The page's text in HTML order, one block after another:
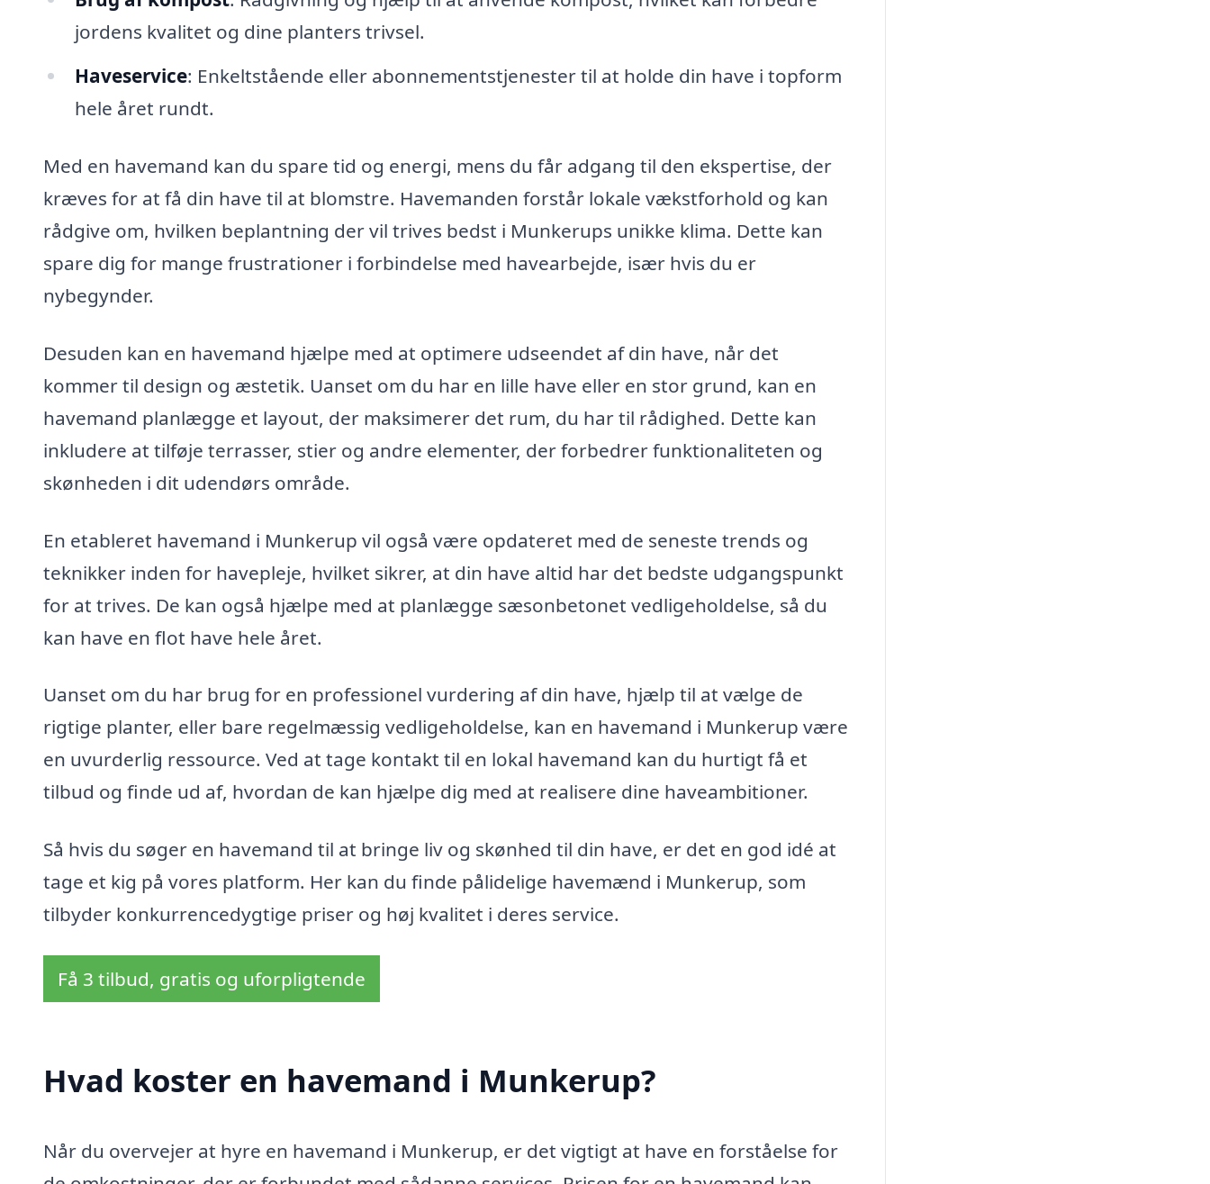
jordens kvalitet og dine planters trivsel.
Haveservice: Enkeltstående eller abonnementstjenester til at holde din have i topform
hele året rundt.
Med en havemand kan du spare tid og energi, mens du får adgang til den ekspertise, der
kræves for at få din have til at blomstre. Havemanden forstår lokale vækstforhold og kan
rådgive om, hvilken beplantning der vil trives bedst i Munkerups unikke klima. Dette kan
spare dig for mange frustrationer i forbindelse med havearbejde, især hvis du er
nybegynder.
Desuden kan en havemand hjælpe med at optimere udseendet af din have, når det
kommer til design og æstetik. Uanset om du har en lille have eller en stor grund, kan en
havemand planlægge et layout, der maksimerer det rum, du har til rådighed. Dette kan
inkludere at tilføje terrasser, stier og andre elementer, der forbedrer funktionaliteten og
skønheden i dit udendørs område.
En etableret havemand i Munkerup vil også være opdateret med de seneste trends og
teknikker inden for havepleje, hvilket sikrer, at din have altid har det bedste udgangspunkt
for at trives. De kan også hjælpe med at planlægge sæsonbetonet vedligeholdelse, så du
kan have en flot have hele året.
Uanset om du har brug for en professionel vurdering af din have, hjælp til at vælge de
rigtige planter, eller bare regelmæssig vedligeholdelse, kan en havemand i Munkerup være
en uvurderlig ressource. Ved at tage kontakt til en lokal havemand kan du hurtigt få et
tilbud og finde ud af, hvordan de kan hjælpe dig med at realisere dine haveambitioner.
Så hvis du søger en havemand til at bringe liv og skønhed til din have, er det en god idé at
tage et kig på vores platform. Her kan du finde pålidelige havemænd i Munkerup, som
tilbyder konkurrencedygtige priser og høj kvalitet i deres service.
Få 3 tilbud, gratis og uforpligtende
Hvad koster en havemand i Munkerup?
Når du overvejer at hyre en havemand i Munkerup, er det vigtigt at have en forståelse for